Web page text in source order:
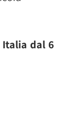
Italia dal 6